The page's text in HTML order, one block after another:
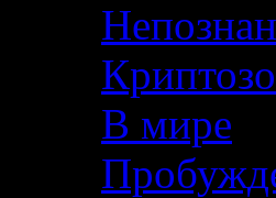
В мире